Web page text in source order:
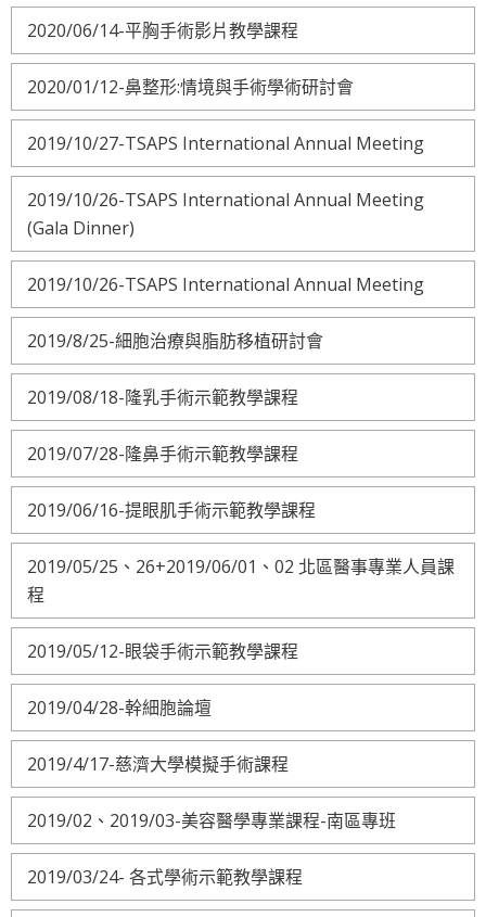
2020/06/14-平胸手術影片教學課程
2020/01/12-鼻整形:情境與手術學術研討會
2019/10/27-TSAPS International Annual Meeting
2019/10/26-TSAPS International Annual Meeting
(Gala Dinner)
2019/10/26-TSAPS International Annual Meeting
2019/8/25-細胞治療與脂肪移植研討會
2019/08/18-隆乳手術示範教學課程
2019/07/28-隆鼻手術示範教學課程
2019/06/16-提眼肌手術示範教學課程
2019/05/25、26+2019/06/01、02 北區醫事專業人員課
程
2019/05/12-眼袋手術示範教學課程
2019/04/28-幹細胞論壇
2019/4/17-慈濟大學模擬手術課程
2019/02、2019/03-美容醫學專業課程-南區專班
2019/03/24- 各式學術示範教學課程